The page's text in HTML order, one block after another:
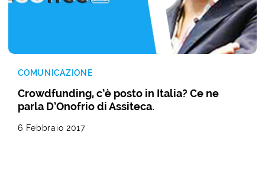
COMUNICAZIONE
Crowdfunding, c’è posto in Italia? Ce ne
parla D’Onofrio di Assiteca.
6 Febbraio 2017